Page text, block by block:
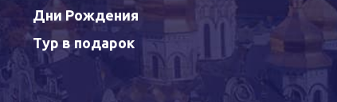
Дни Рождения
Тур в подарок